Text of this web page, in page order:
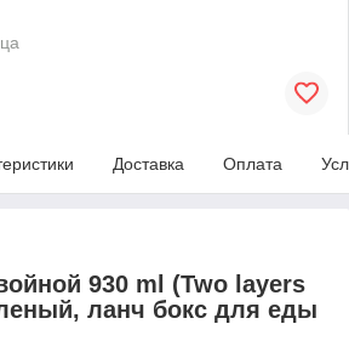
Доставка Оплата
930 ml (Two layers
ланч бокс для еды